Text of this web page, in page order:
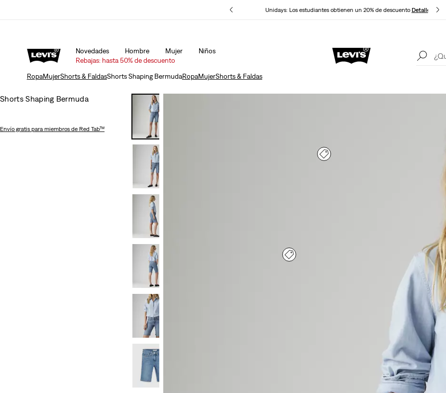
Detalles Unidays: Los estudiantes obtienen un 20% de descuento Detalles
Novedades Hombre Mujer
Niños
Rebajas: hasta 50% de descuento
Política Actualizada de envíos y devoluciones
RopaMujerShorts & FaldasShorts Shaping BermudaRopaMujerShorts & Faldas
Shorts Shaping Bermuda
Envío gratis para miembros de Red Tab™